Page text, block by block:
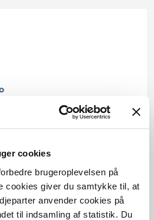
cookies
brugeroplevelsen på
cookies giver du samtykke til, at
anvender cookies på
til indsamling af statistik. Du
§ 17b